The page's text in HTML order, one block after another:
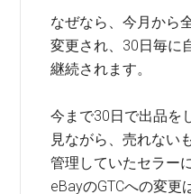
なぜなら、今月から
変更され、30日毎に
継続されます。
今まで30日で出品を
見ながら、売れない
管理していたセラー
eBayのGTCへの変更